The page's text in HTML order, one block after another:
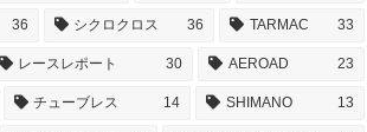
36 シクロクロス 36 TARMAC 33
レースレポート 30 AEROAD 23
チューブレス 14 SHIMANO 13